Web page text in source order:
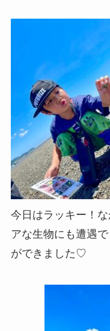
今日はラッキー！
アな生物にも遭遇
ができました♡